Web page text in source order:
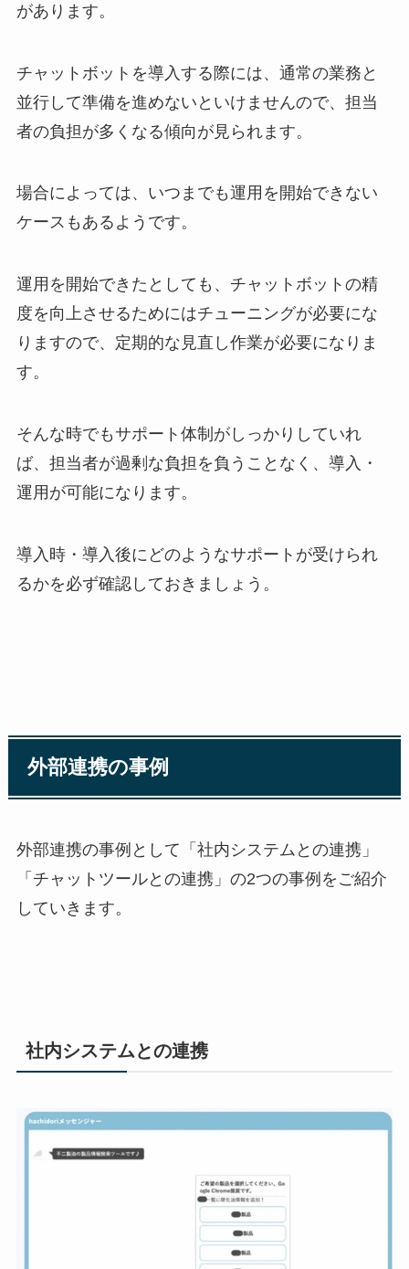
があります。
チャットボットを導入する際には、通常の業務と
並行して準備を進めないといけませんので、担当
者の負担が多くなる傾向が見られます。
場合によっては、いつまでも運用を開始できない
ケースもあるようです。
運用を開始できたとしても、チャットボットの精
度を向上させるためにはチューニングが必要にな
りますので、定期的な見直し作業が必要になりま
す。
そんな時でもサポート体制がしっかりしていれ
ば、担当者が過剰な負担を負うことなく、導入・
運用が可能になります。
導入時・導入後にどのようなサポートが受けられ
るかを必ず確認しておきましょう。
外部連携の事例
外部連携の事例として「社内システムとの連携」
「チャットツールとの連携」の2つの事例をご紹介
していきます。
社内システムとの連携